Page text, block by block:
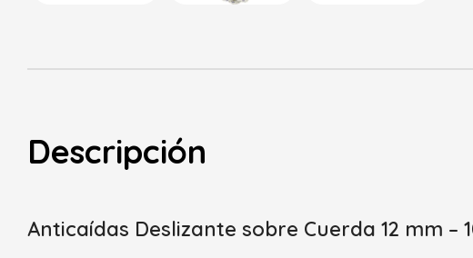
Descripción
Anticaídas Deslizante sobre Cuerda 12 mm –